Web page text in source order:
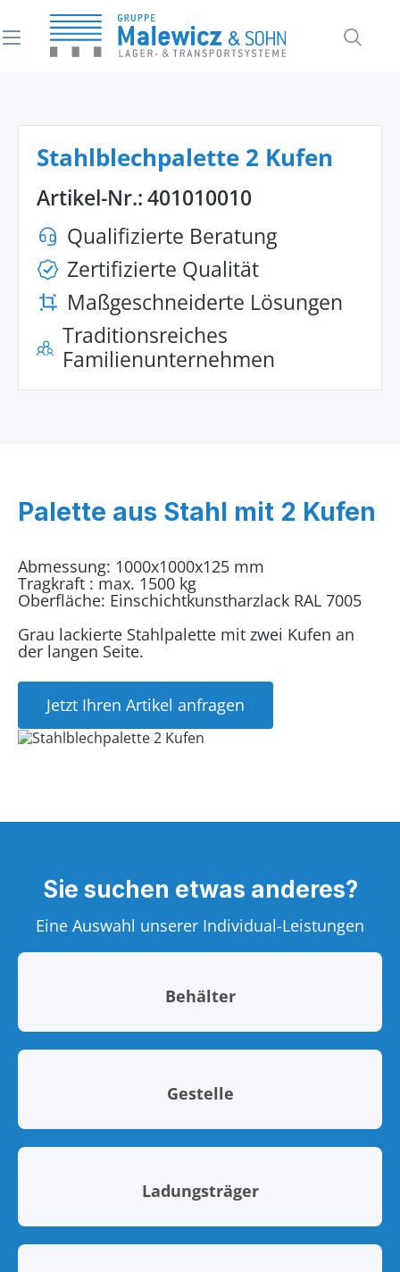
springen
Stahlblechpalette 2 Kufen
Artikel-Nr.:401010010
Qualifizierte Beratung
Zertifizierte Qualität
Maßgeschneiderte Lösungen
Traditionsreiches
Familienunternehmen
Palette aus Stahl mit 2 Kufen
Abmessung: 1000x1000x125 mm
Tragkraft : max. 1500 kg
Oberfläche: Einschichtkunstharzlack RAL 7005
Grau lackierte Stahlpalette mit zwei Kufen an
der langen Seite.
Jetzt Ihren Artikel anfragen
Sie suchen etwas anderes?
Eine Auswahl unserer Individual-Leistungen
Behälter
Gestelle
Ladungsträger